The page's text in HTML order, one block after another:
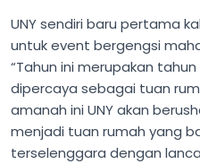
UNY sendiri baru pertama
untuk event bergengsi
“Tahun ini merupakan
dipercaya sebagai tuan
amanah ini UNY akan
menjadi tuan rumah yang
terselenggara dengan